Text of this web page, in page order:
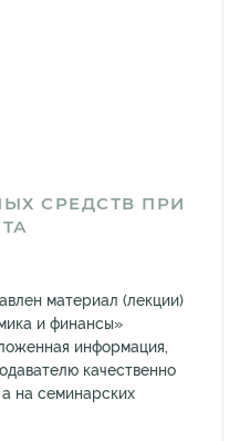
СРЕДСТВ ПРИ
материал (лекции)
и финансы»
информация,
качественно
на семинарских